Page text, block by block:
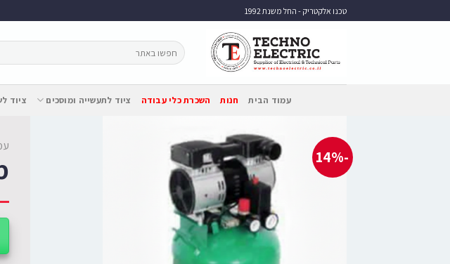
טכנו אלקטריק - החל משנת 1992
עמוד הבית חנות השכרת כלי עבודה ציוד לתעשייה ומוסכים ציוד
-14%